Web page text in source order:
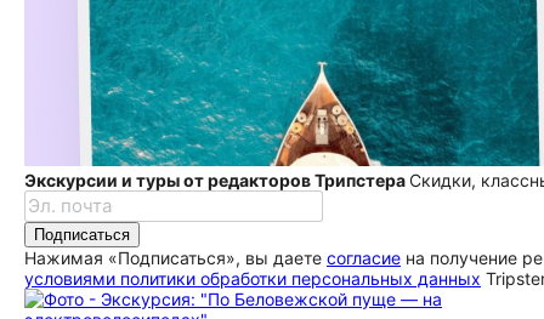
Экскурсии и туры от редакторов ТрипстераСкидки,
Подписаться
Нажимая «Подписаться», вы даете согласие на получение
условиями политики обработки персональных данных